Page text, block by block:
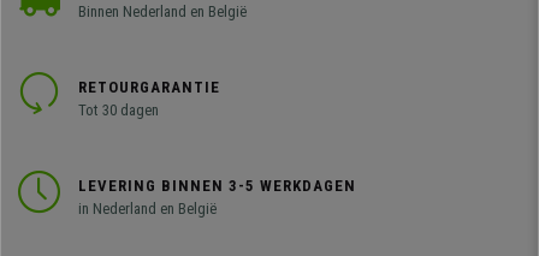
Binnen Nederland en België
RETOURGARANTIE
Tot 30 dagen
LEVERING BINNEN 3-5 WERKDAGEN
in Nederland en België